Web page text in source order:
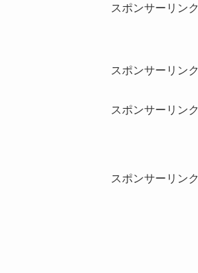
スポンサーリンク
スポンサーリンク
スポンサーリンク
スポンサーリンク